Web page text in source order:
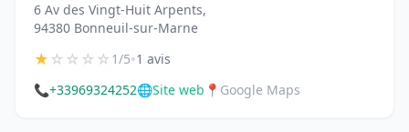
6 Av des Vingt-Huit Arpents,
94380 Bonneuil-sur-Marne
★☆☆☆☆1/5•1 avis
📞+33969324252🌐Site web 📍 Google Maps